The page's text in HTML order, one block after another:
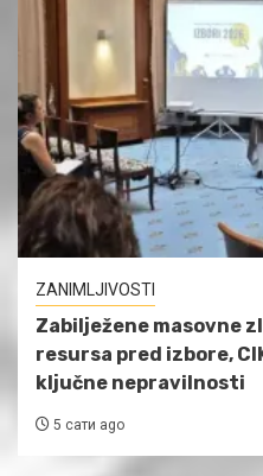
ZANIMLJIVOSTI
Zabilježene masovne
resursa pred izbore,
ključne nepravilnosti
5 сати ago